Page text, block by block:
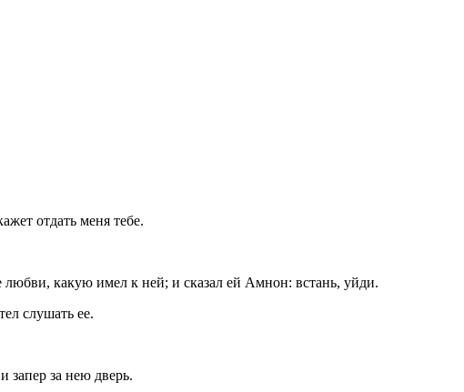
отдать меня тебе.
какую имел к ней; и сказал ей Амнон: встань, уйди.
слушать ее.
запер за нею дверь.